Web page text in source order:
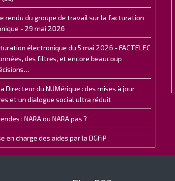
rendu du groupe de travail sur la facturation
- 29 mai 2026
électronique du 5 mai 2026 - FACTELEC
des filtres, et encore beaucoup
Directeur du NUMérique : des mises à jour
et un dialogue social ultra réduit
: NARA ou NARA pas ?
en charge des aides par la DGFiP